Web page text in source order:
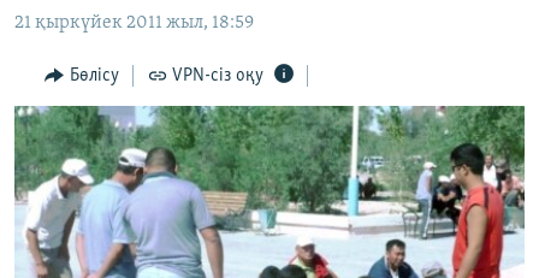
Skip
Search
ӘЛЕУМЕТ
ӘЛЕМ
АРНАЙЫ ЖОБАЛАР
Русский
ЖАЗЫЛЫҢЫЗ
21 қыркүйек 2011 жыл, 18:59
Бөлісу VPN-сіз оқу